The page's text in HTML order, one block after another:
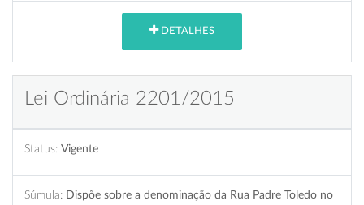
DETALHES
Lei Ordinária 2201/2015
Status: Vigente
Súmula: Dispõe sobre a denominação da Rua Padre Toledo no